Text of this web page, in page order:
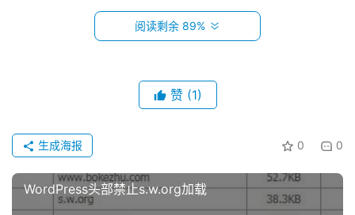
技
资
讯
登录 注册
你排名，你有排名可以赚到钱，但你得给他们钱，不可能永
远依靠百度竞价来支撑，所以除了百度竞价，我们还可以这
百度旗下产品非常多，能够参与排名的也非常多，比如百度
文库、百度知道、百度百科、百度经验、百度百家等等，这
些百度产品只是一个平台，百度官方人员从来不会编辑里面
的内容，这些平台里面的内容都是由第三方企业或个人编辑
阅读剩余 89%
赞 (1)
0 0
生成海报
WordPress头部禁止s.w.org加载